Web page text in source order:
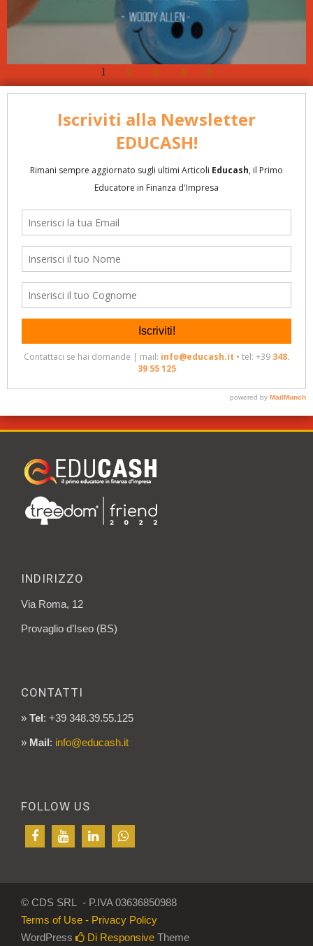
1 2 3 4 5
INDIRIZZO
Via Roma, 12
Provaglio d’Iseo (BS)
CONTATTI
» Tel: +39 348.39.55.125
» Mail: info@educash.it
FOLLOW US
© CDS SRL - P.IVA 03636850988
Terms of Use - Privacy Policy
WordPress
Di Responsive Theme